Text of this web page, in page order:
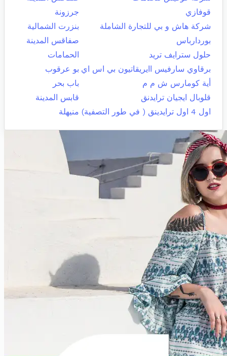
قوفازي
جرزونة
شركة هاش و بي للتجارة الشاملة
بنزرت الشمالية
بوردارباس
صفاقس المدينة
حلول سترايف تريد
الحمامات
برقاوي سارفيس اايريقاتيون بي اس اي بو عرقوب
أية كومارس ش م م
باب بحر
قلوبال ايجيان ترايدنق
قابس المدينة
اول 4 اول ترايدينق ( في طور التصفية)
منيهلة